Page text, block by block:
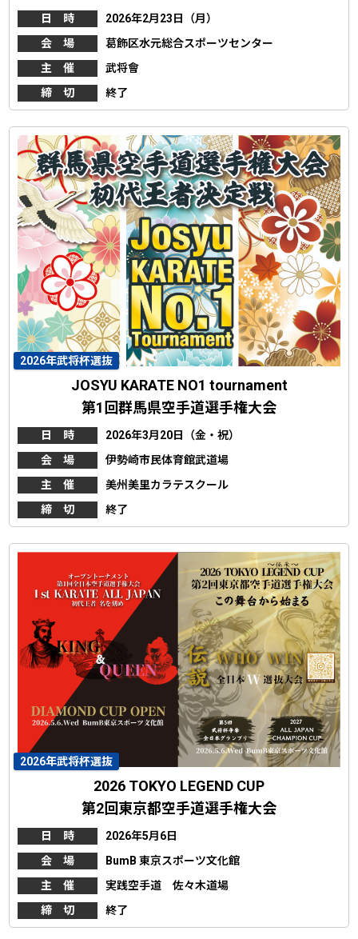
日 時
2026年2月23日（月）
会 場
葛飾区水元総合スポーツセンター
主 催
武将會
締 切
終了
2026年武将杯選抜
JOSYU KARATE NO1 tournament
第1回群馬県空手道選手権大会
日 時
2026年3月20日（金・祝）
会 場
伊勢崎市民体育館武道場
主 催
美州美里カラテスクール
締 切
終了
2026年武将杯選抜
2026 TOKYO LEGEND CUP
第2回東京都空手道選手権大会
日 時
2026年5月6日
会 場
BumB 東京スポーツ文化館
主 催
実践空手道 佐々木道場
締 切
終了